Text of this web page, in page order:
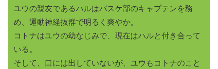
ユウの親友であるハルはバスケ部のキャプテンを務
め、運動神経抜群で明るく爽やか。
コトナはユウの幼なじみで、現在はハルと付き合って
いる。
そして、口には出していないが、ユウもコトナのこと